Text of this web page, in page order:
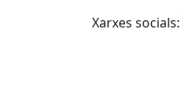
Xarxes socials: